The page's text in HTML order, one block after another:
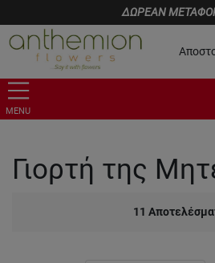
ΔΩΡΕΑΝ
MENU
Γιορτή της
11